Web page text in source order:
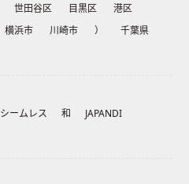
世田谷区 目黒区
港区
横浜市 川崎市 ）
千葉県
シームレス 和
JAPANDI